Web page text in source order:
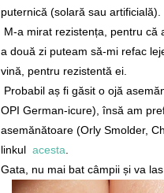
puternică (solară sau
M-a mirat rezistența, pentru că
a două zi puteam să-mi refac
vină, pentru rezistentă ei.
Probabil aș fi găsit o ojă
OPI German-icure), însă am
asemănătoare (Orly Smolder,
linkul acesta
Gata, nu mai bat câmpii și va